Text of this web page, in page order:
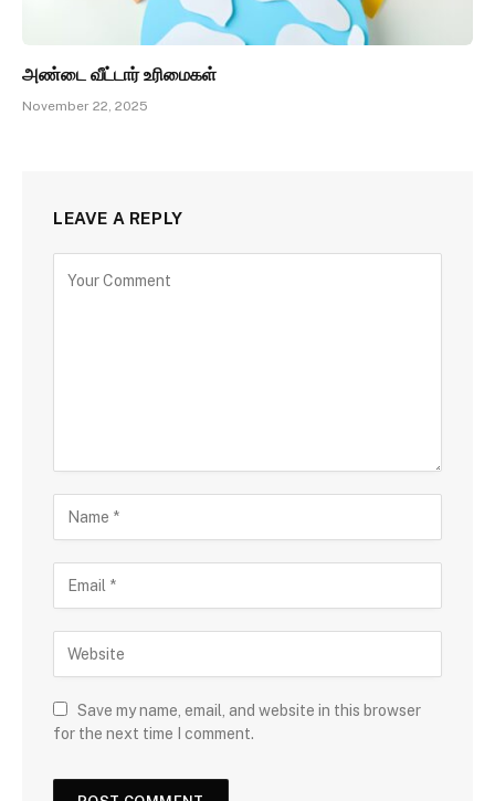
அண்டை வீட்டார் உரிமைகள்
November 22, 2025
LEAVE A REPLY
Save my name, email, and website in this browser
for the next time I comment.